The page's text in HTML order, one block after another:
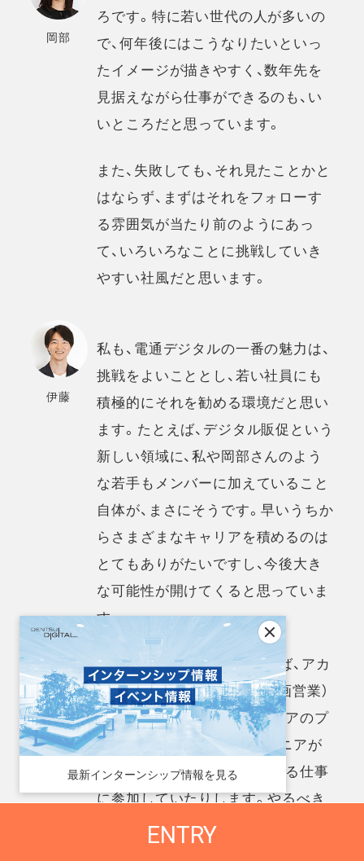
ENTRY
岡部
ろです。特に若い世代の人が多いの
で、何年後にはこうなりたいといっ
たイメージが描きやすく、数年先を
見据えながら仕事ができるのも、い
いところだと思っています。
また、失敗しても、それ見たことかと
はならず、まずはそれをフォローす
る雰囲気が当たり前のようにあっ
て、いろいろなことに挑戦していき
やすい社風だと思います。
伊藤
私も、電通デジタルの一番の魅力は、
挑戦をよいこととし、若い社員にも
積極的にそれを勧める環境だと思い
ます。たとえば、デジタル販促という
新しい領域に、私や岡部さんのよう
な若手もメンバーに加えていること
自体が、まさにそうです。早いうちか
らさまざまなキャリアを積めるのは
とてもありがたいですし、今後大き
な可能性が開けてくると思っていま
す。
他部署の人を見ても、たとえば、アカ
ウントプランナー（広告の企画営業）
が電通と協業してマスメディアのプ
ランニングをしたり、エンジニアが
デジタルクリエイティブを作る仕事
に参加していたりします。やるべき
仕事をこなせていれば、自分の領域
最新インターンシップ情報を見る